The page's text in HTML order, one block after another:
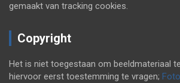
gemaakt van tracking cookies.
Copyright
Het is niet toegestaan om beeldmateriaal
hiervoor eerst toestemming te vragen;